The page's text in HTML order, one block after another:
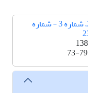
دوره 2، شماره 3 - شماره
73-79